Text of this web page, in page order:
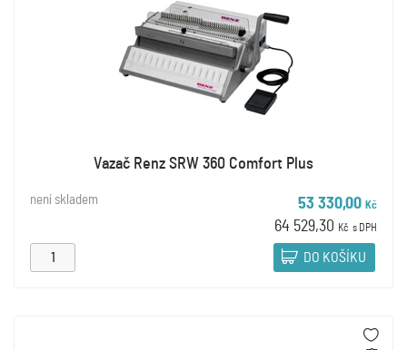
Vazač Renz SRW 360 Comfort Plus
není skladem 53 330,00 Kč
64 529,30 Kč s DPH
DO KOŠÍKU